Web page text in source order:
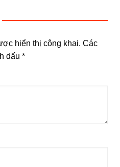
hiển thị công khai. Các
dấu *